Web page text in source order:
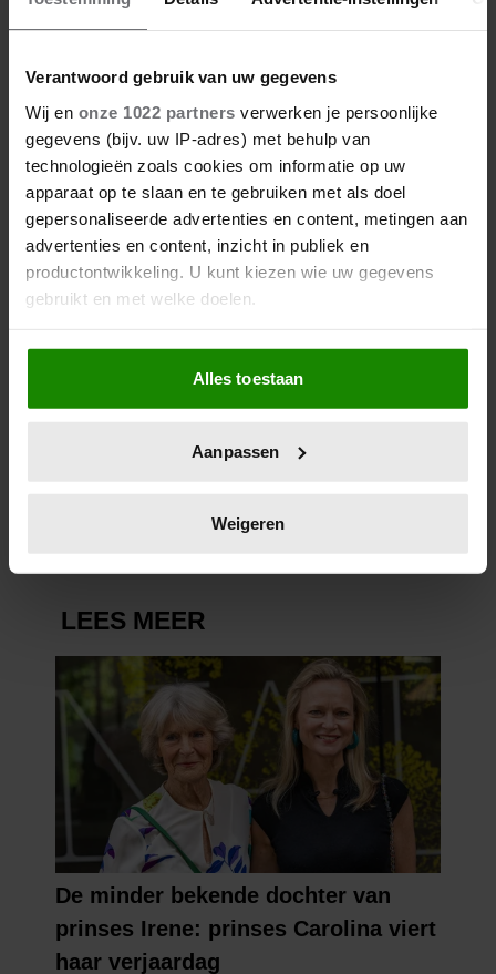
Verantwoord gebruik van uw gegevens
Wij en onze 1022 partners verwerken je persoonlijke
gegevens (bijv. uw IP-adres) met behulp van
technologieën zoals cookies om informatie op uw
apparaat op te slaan en te gebruiken met als doel
gepersonaliseerde advertenties en content, metingen aan
advertenties en content, inzicht in publiek en
productontwikkeling. U kunt kiezen wie uw gegevens
gebruikt en met welke doelen.
Als u het toestaat, willen we ook graag:
Informatie verzamelen over uw geografische
locatie, die tot een paar meter nauwkeurig kan zijn
scannen op specifieke eigenschappen (fingerprinting)
verwerkt en stel uw voorkeuren in het
intrekken in de Cookieverklaring.
We gebruiken cookies om content en advertenties te
personaliseren, om functies voor social media te bieden
en om ons websiteverkeer te analyseren. Ook delen we
informatie over uw gebruik van onze site met onze
partners voor social media, adverteren en analyse. Deze
partners kunnen deze gegevens combineren met andere
informatie die u aan ze heeft verstrekt of die ze hebben
verzameld op basis van uw gebruik van hun services. U
gaat akkoord met onze cookies als u onze website blijft
gebruiken.
Alles toestaan
Aanpassen
Weigeren
28 april 2026
MODEMERKEN VAN PRINSES
CATHERINE
23 april 2026
GESPANNEN BAND: DÍT IS DE